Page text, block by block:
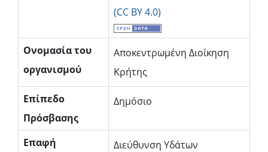
(CC BY 4.0)
Oνομασία του
οργανισμού
Αποκεντρωμένη Διοίκηση
Κρήτης
Επίπεδο
Πρόσβασης
Δημόσιο
Επαφή Διεύθυνση Υδάτων